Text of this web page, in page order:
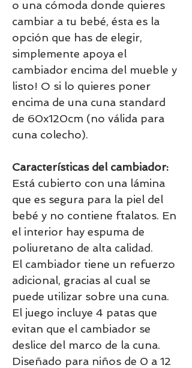
o una cómoda donde quieres
cambiar a tu bebé, ésta es la
opción que has de elegir,
simplemente apoya el
cambiador encima del mueble y
listo! O si lo quieres poner
encima de una cuna standard
de 60x120cm (no válida para
cuna colecho).
Características del cambiador:
Está cubierto con una lámina
que es segura para la piel del
bebé y no contiene ftalatos. En
el interior hay espuma de
poliuretano de alta calidad.
El cambiador tiene un refuerzo
adicional, gracias al cual se
puede utilizar sobre una cuna.
El juego incluye 4 patas que
evitan que el cambiador se
deslice del marco de la cuna.
Diseñado para niños de 0 a 12